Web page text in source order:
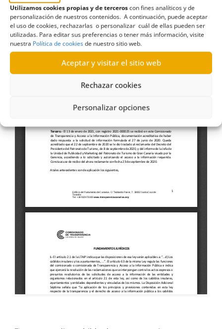
Utilizamos cookies propias y de terceroscon fines analíticos y de
personalización de nuestros contenidos. A continuación, puede aceptar
el uso de cookies, rechazarlas o personalizar cuál de ellas pueden ser
utilizadas. Para editar sus preferencias o tener más información, visite
nuestra Política de cookiesde nuestro sitio web.
Aceptar y visitar el sitio web
Rechazar cookies
Personalizar opciones